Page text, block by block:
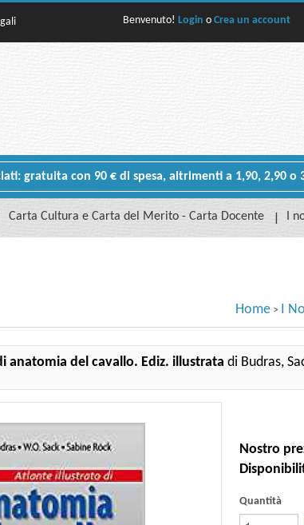
Benvenuto! Login o Crea un account
gratuita con 90 € di spesa, altrimenti a 1,90, 2,90
Carta Cultura e Carta del Merito - Carta Docente I
Home > I
anatomia del cavallo. Ediz. illustrata di Budras,
Nostro
Quantità